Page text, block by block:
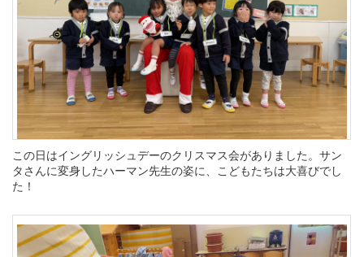
この日はイングリッシュデーのクリスマス会がありました。サン
タさんに変身したハーマン先生の姿に、こどもたちは大喜びでし
た！